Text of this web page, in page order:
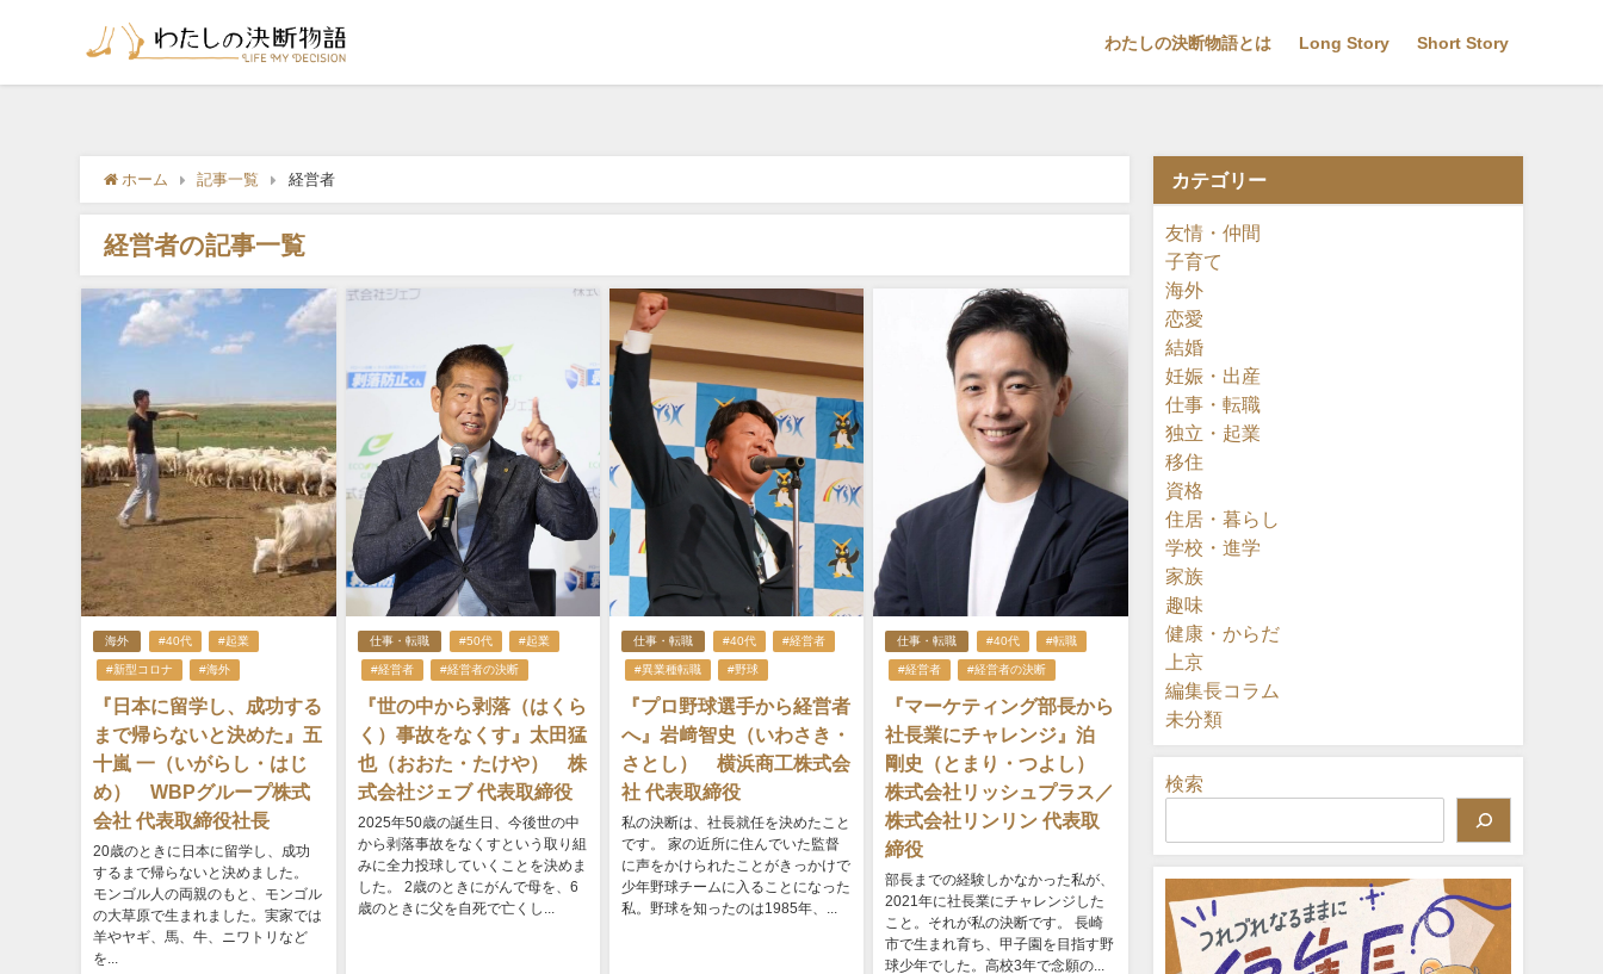
わたしの決断物語とは Long Story Short Story
ホーム 記事一覧 経営者
経営者の記事一覧
海外 #40代 #起業
#新型コロナ #海外
『日本に留学し、成功する
まで帰らないと決めた』五
十嵐 一（いがらし・はじ
め） WBPグループ株式
会社 代表取締役社長
20歳のときに日本に留学し、成功
するまで帰らないと決めました。
モンゴル人の両親のもと、モンゴル
の大草原で生まれました。実家では
羊やヤギ、馬、牛、ニワトリなど
を...
仕事・転職 #50代 #起業
#経営者 #経営者の決断
『世の中から剥落（はくら
く）事故をなくす』太田猛
也（おおた・たけや） 株
式会社ジェブ 代表取締役
2025年50歳の誕生日、今後世の中
から剥落事故をなくすという取り組
みに全力投球していくことを決めま
した。 2歳のときにがんで母を、6
歳のときに父を自死で亡くし...
仕事・転職 #40代 #経営者
#異業種転職 #野球
『プロ野球選手から経営者
へ』岩﨑智史（いわさき・
さとし） 横浜商工株式会
社 代表取締役
私の決断は、社長就任を決めたこと
です。 家の近所に住んでいた監督
に声をかけられたことがきっかけで
少年野球チームに入ることになった
私。野球を知ったのは1985年、...
仕事・転職 #40代 #転職
#経営者 #経営者の決断
『マーケティング部長から
社長業にチャレンジ』泊
剛史（とまり・つよし）
株式会社リッシュプラス／
株式会社リンリン 代表取
締役
部長までの経験しかなかった私が、
2021年に社長業にチャレンジした
こと。それが私の決断です。 長崎
市で生まれ育ち、甲子園を目指す野
球少年でした。高校3年で念願の...
カテゴリー
友情・仲間
子育て
海外
恋愛
結婚
妊娠・出産
仕事・転職
独立・起業
移住
資格
住居・暮らし
学校・進学
家族
趣味
健康・からだ
上京
編集長コラム
未分類
検索